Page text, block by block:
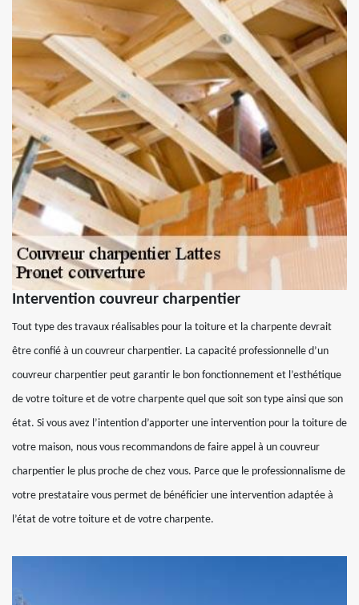
Intervention couvreur charpentier
Tout type des travaux réalisables pour la toiture et la charpente devrait
être confié à un couvreur charpentier. La capacité professionnelle d’un
couvreur charpentier peut garantir le bon fonctionnement et l’esthétique
de votre toiture et de votre charpente quel que soit son type ainsi que son
état. Si vous avez l’intention d’apporter une intervention pour la toiture de
votre maison, nous vous recommandons de faire appel à un couvreur
charpentier le plus proche de chez vous. Parce que le professionnalisme de
votre prestataire vous permet de bénéficier une intervention adaptée à
l’état de votre toiture et de votre charpente.